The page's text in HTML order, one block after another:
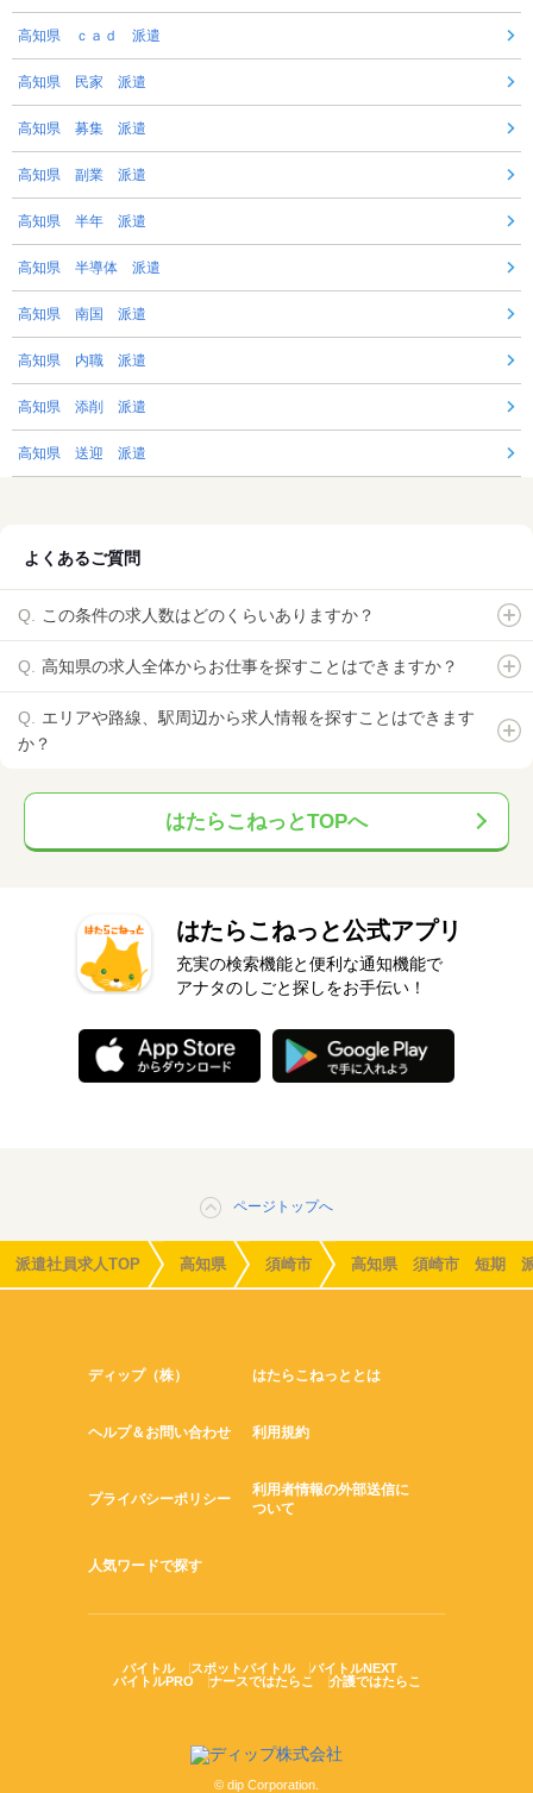
高知県 ｃａｄ 派遣
高知県 民家 派遣
高知県 募集 派遣
高知県 副業 派遣
高知県 半年 派遣
高知県 半導体 派遣
高知県 南国 派遣
高知県 内職 派遣
高知県 添削 派遣
高知県 送迎 派遣
よくあるご質問
この条件の求人数はどのくらいありますか？
高知県の求人全体からお仕事を探すことはできますか？
エリアや路線、駅周辺から求人情報を探すことはできます
か？
はたらこねっとTOPへ
はたらこねっと公式アプリ
充実の検索機能と便利な通知機能で
アナタのしごと探しをお手伝い！
ページトップへ
派遣社員求人TOP 高知県 須崎市 高知県 須崎市 短期 派
ディップ（株） はたらこねっととは
ヘルプ＆お問い合わせ 利用規約
プライバシーポリシー
利用者情報の外部送信に
ついて
人気ワードで探す
バイトル スポットバイトル
バイトルNEXT
バイトルPRO
ナースではたらこ 介護ではたらこ
© dip Corporation.